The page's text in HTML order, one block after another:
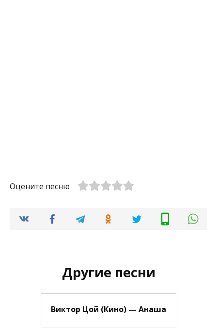
Оцените песню
Другие песни
Виктор Цой (Кино) — Анаша